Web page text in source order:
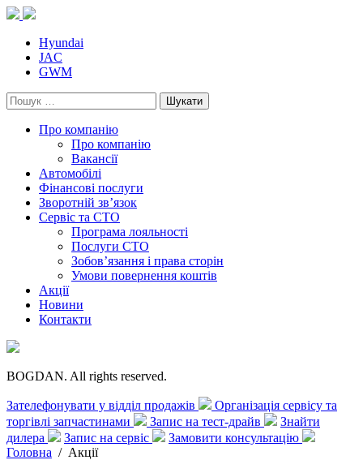
Skip
contentHyundai
JAC
GWM
Пошук:
Про компанію
Про компанію
Вакансії
Автомобілі
Фінансові послуги
Зворотній зв’язок
Cервіс та СТО
Програма лояльності
Послуги СТО
Зобов’язання і права сторін
Умови повернення коштів
Акції
Новини
Контакти
BOGDAN. All rights reserved.
Зателефонувати у відділ продажів
Організація сервісу та
торгівлі запчастинами
Запис на тест-драйв
Знайти
дилера
Запис на сервіс
Замовити консультацію
Головна / Акції